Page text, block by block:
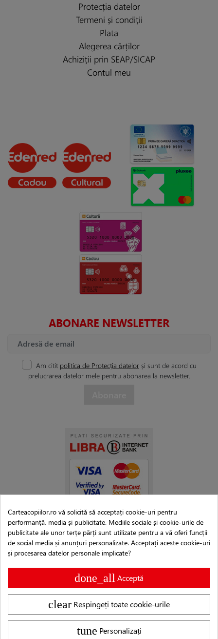
Protecția datelor
Termeni și condiții
Plata
Alegerea cărților
Achiziții prin SEAP/SICAP
Contul meu
ABONARE NEWSLETTER
Am citit politica de Protecția datelor și sunt de acord cu
prelucrarea datelor mele pentru abonarea la newsletter.
Copyright © 2007–2026 Editura Cartea Copiilor®
Logo-ul și denumirea Cartea Copiilor® sunt MARCĂ
Carteacopiilor.ro vă solicită să acceptați cookie-uri pentru
performanță, media și publicitate. Mediile sociale și cookie-urile de
publicitate ale unor terțe părți sunt utilizate pentru a vă oferi funcții
de social media și anunțuri personalizate. Acceptați aceste cookie-uri
și procesarea datelor personale implicate?
done_all Acceptă
clear Respingeți toate cookie-urile
tune Personalizați